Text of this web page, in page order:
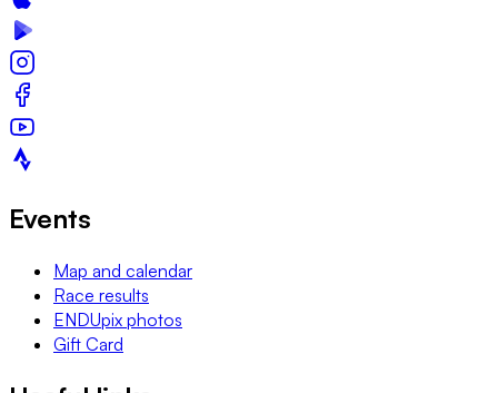
Events
Map and calendar
Race results
ENDUpix photos
Gift Card